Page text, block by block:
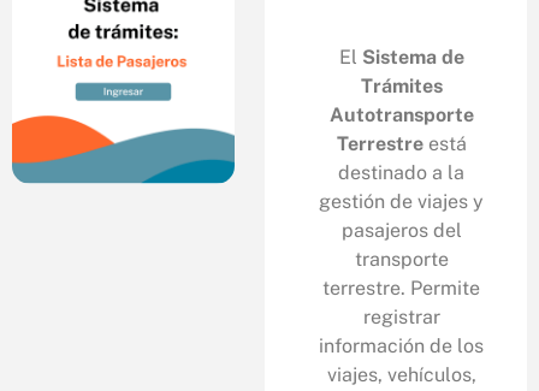
El Sistema de
Trámites
Autotransporte
Terrestreestá
destinado a la
gestión de viajes y
pasajeros del
transporte
terrestre. Permite
registrar
información de los
viajes, vehículos,